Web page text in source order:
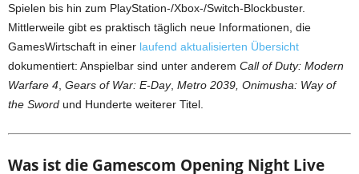
Spielen bis hin zum PlayStation-/Xbox-/Switch-Blockbuster.
Mittlerweile gibt es praktisch täglich neue Informationen, die
GamesWirtschaft in einer laufend aktualisierten Übersicht
dokumentiert: Anspielbar sind unter anderem Call of Duty: Modern
Warfare 4 Gears of War: E-Day, Metro 2039, Onimusha: Way of
the Sword und Hunderte weiterer Titel.
Was ist die Gamescom Opening Night Live